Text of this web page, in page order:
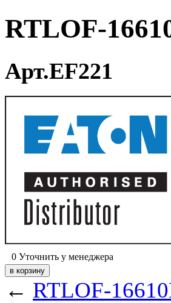
RTLOF-
Арт.EF221
0 Уточнить у менеджера
← RTLOF-